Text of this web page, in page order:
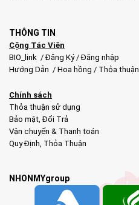
THÔNG TIN
Cộng Tác Viên
BIO_link /Đăng Ký /Đăng nhập
Hướng Dẫn / Hoa hồng / Thỏa thuận
Chính sách
Thỏa thuận sử dụng
Bảo mật ,Đổi Trả
Vận chuyển & Thanh toán
Quy Định Thỏa Thuận
NHONMYgroup